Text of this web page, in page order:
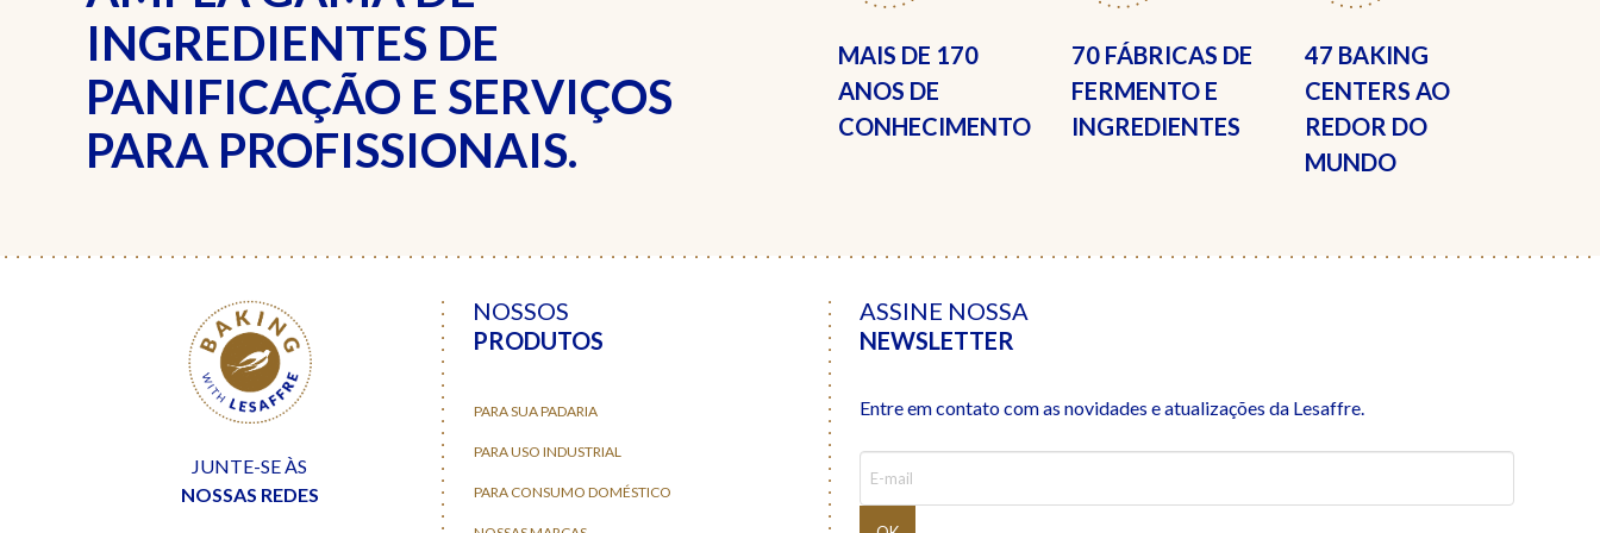
INGREDIENTES DE
PANIFICAÇÃO E SERVIÇOS
PARA PROFISSIONAIS.
MAIS DE 170
ANOS DE
CONHECIMENTO
70 FÁBRICAS DE
FERMENTO E
INGREDIENTES
47 BAKING
CENTERS AO
REDOR DO
MUNDO
JUNTE-SE ÀS
NOSSAS REDES
NOSSOS
PRODUTOS
PARA SUA PADARIA
PARA USO INDUSTRIAL
PARA CONSUMO DOMÉSTICO
ASSINE NOSSA
NEWSLETTER
Entre em contato com as novidades e atualizações da Lesaffre.